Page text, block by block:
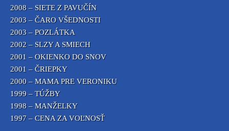
2008 – SIETE Z PAVUČÍN
2003 – ČARO VŠEDNOSTI
2003 – POZLÁTKA
2002 – SLZY A SMIECH
2001 – OKIENKO DO SNOV
2001 – ČRIEPKY
2000 – MAMA PRE VERONIKU
1999 – TÚŽBY
1998 – MANŽELKY
1997 – CENA ZA VOĽNOSŤ